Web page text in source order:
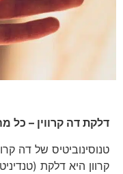
דלקת דה קרווין – כל
טנוסינוביטיס של דה
קרוון היא דלקת